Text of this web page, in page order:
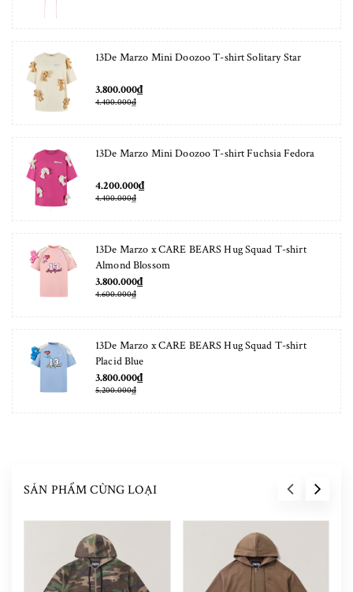
13De Marzo Mini Doozoo T-shirt Solitary Star
3.800.000₫
4.400.000₫
13De Marzo Mini Doozoo T-shirt Fuchsia Fedora
4.200.000₫
4.400.000₫
13De Marzo x CARE BEARS Hug Squad T-shirt
Almond Blossom
3.800.000₫
4.600.000₫
13De Marzo x CARE BEARS Hug Squad T-shirt
Placid Blue
3.800.000₫
5.200.000₫
SẢN PHẨM CÙNG LOẠI